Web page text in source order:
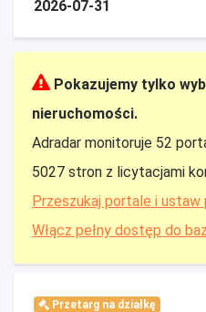
2026-07-31
Pokazujemy tylko
nieruchomości.
Adradar monitoruje 52
5027 stron z licytacjami
Przeszukaj portale i ustaw
Włącz pełny dostęp do
Przetarg na działkę